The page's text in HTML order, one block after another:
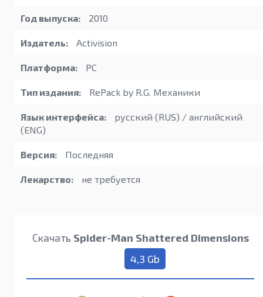
Год выпуска: 2010
Издатель: Activision
Платформа: PC
Тип издания: RePack by R.G. Механики
Язык интерфейса:
русский (RUS) / английский
(ENG)
Версия: Последняя
Лекарство: не требуется
Скачать Spider-Man Shattered Dimensions
4,3 Gb